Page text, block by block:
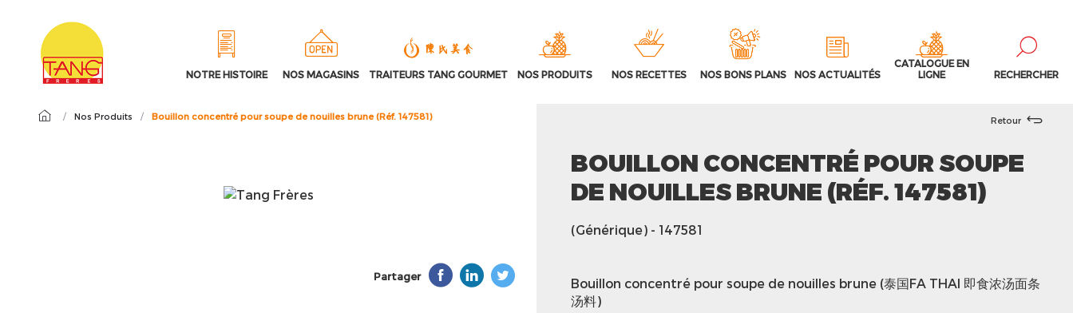
NOTRE HISTOIRE NOS MAGASINS TRAITEURS TANG GOURMET NOS PRODUITS NOS RECETTES NOS BONS PLANS NOS ACTUALITÉS
CATALOGUE EN
LIGNE
RECHERCHER
/ Nos Produits / Bouillon concentré pour soupe de nouilles brune (Réf. 147581)
Partager
Retour
BOUILLON CONCENTRÉ POUR SOUPE
DE NOUILLES BRUNE (RÉF. 147581)
(Générique) - 147581
Bouillon concentré pour soupe de nouilles brune (泰国FA THAI 即食浓汤面条
汤料)